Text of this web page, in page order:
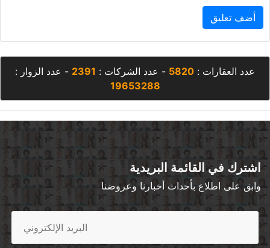
أضف تعليق
عدد العقارات : 5820 - عدد الشركات : 2391 - عدد الزوار :
19653288
اشترك في القائمة البريدية
وابق على اطلاع بأحداث أخبارنا وعروضنا